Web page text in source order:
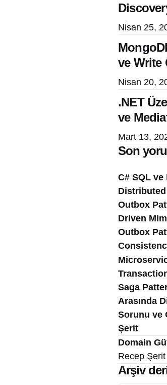
Nisan 25,
ve Write
Nisan 20,
.NET
ve
Mart 13,
Son
C# SQL ve
Outbox
Driven
Outbox
Saga
Arasında
Sorunu ve
Şerit
Domain
Recep Şerit
Arşiv